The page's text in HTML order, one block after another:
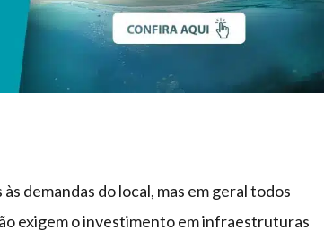
demandas do local, mas em geral todos
exigem o investimento em infraestruturas